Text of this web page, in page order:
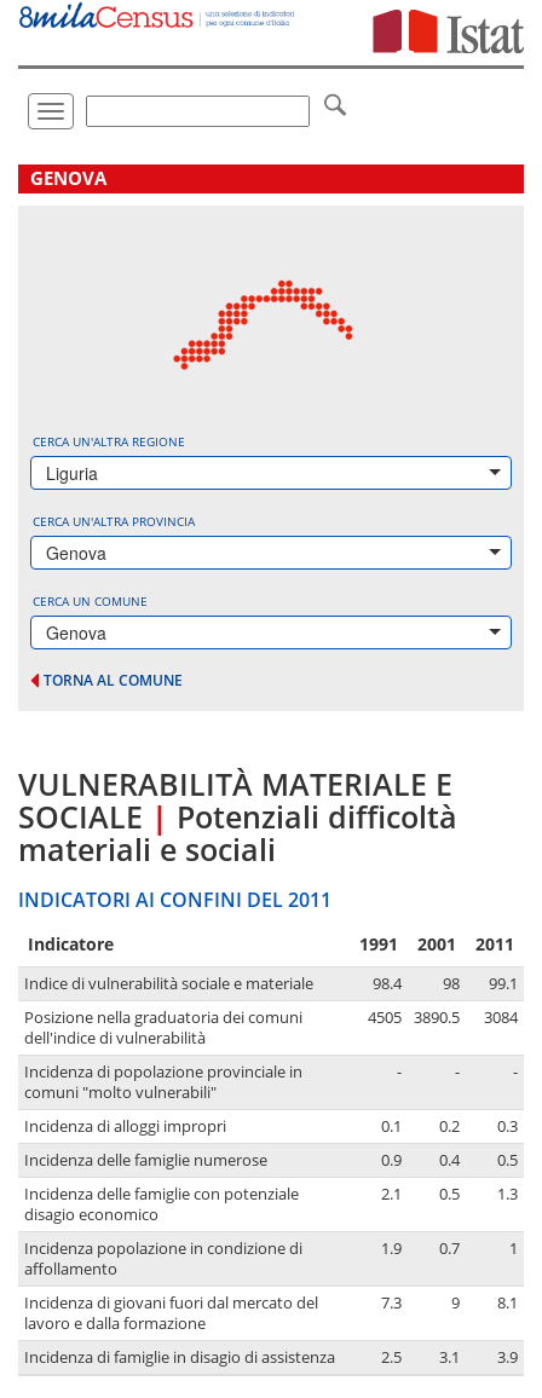
Vai
direttamente
Toggle
navigation
.
GENOVA
CERCA UN'ALTRA REGIONE
Liguria
CERCA UN'ALTRA PROVINCIA
Genova
CERCA UN COMUNE
Genova
TORNA AL COMUNE
VULNERABILITÀ MATERIALE E
SOCIALE | Potenziali difficoltà
materiali e sociali
INDICATORI AI CONFINI DEL 2011
Indicatore 1991 2001 2011
Indice di vulnerabilità sociale e materiale 98.4 98
99.1
Posizione nella graduatoria dei comuni
dell'indice di vulnerabilità
4505 3890.5 3084
Incidenza di popolazione provinciale in
comuni "molto vulnerabili"
- - -
Incidenza di alloggi impropri 0.1 0.2
0.3
Incidenza delle famiglie numerose
0.9 0.4
0.5
Incidenza delle famiglie con potenziale
disagio economico
2.1 0.5 1.3
Incidenza popolazione in condizione di
affollamento
1.9 0.7 1
Incidenza di giovani fuori dal mercato del
lavoro e dalla formazione
7.3 9 8.1
Incidenza di famiglie in disagio di assistenza 2.5 3.1 3.9